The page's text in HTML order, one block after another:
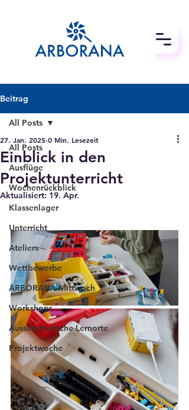
Beitrag
All Posts
Ausflüge
Wochenrückblick
Klassenlager
Unterricht
Ateliers
Wettbewerbe
ARBORANA-Mittwoch
Workshops
Ausserschulische Lernorte
Projektwoche
All Posts
Einblick in den
Projektunterricht
27. Jan. 2025 0 Min. Lesezeit
Aktualisiert: 19. Apr.